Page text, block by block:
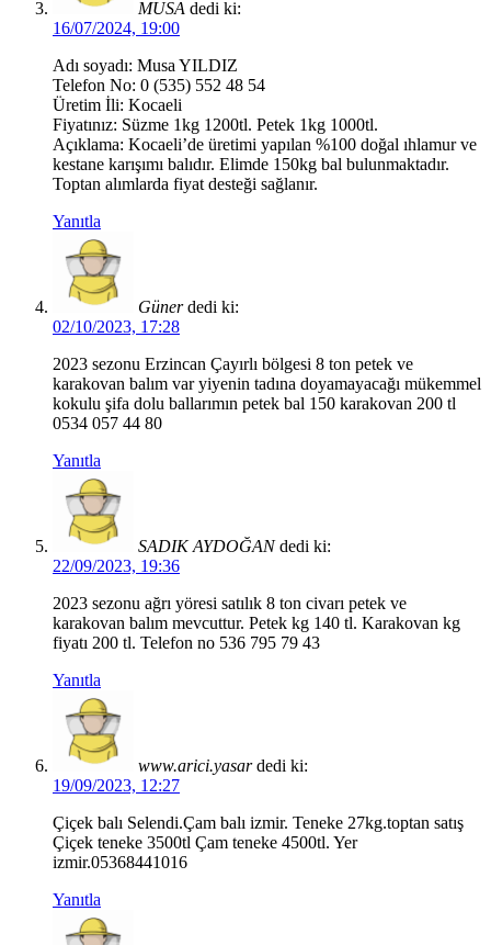
MUSA dedi ki:
16/07/2024, 19:00
Adı soyadı: Musa YILDIZ
Telefon No: 0 (535) 552 48 54
Üretim İli: Kocaeli
Fiyatınız: Süzme 1kg 1200tl. Petek 1kg 1000tl.
Açıklama: Kocaeli’de üretimi yapılan %100 doğal ıhlamur ve
kestane karışımı balıdır. Elimde 150kg bal bulunmaktadır.
Toptan alımlarda fiyat desteği sağlanır.
Yanıtla
Güner dedi ki:
02/10/2023, 17:28
2023 sezonu Erzincan Çayırlı bölgesi 8 ton petek ve
karakovan balım var yiyenin tadına doyamayacağı mükemmel
kokulu şifa dolu ballarımın petek bal 150 karakovan 200 tl
0534 057 44 80
Yanıtla
SADIK AYDOĞAN dedi ki:
22/09/2023, 19:36
2023 sezonu ağrı yöresi satılık 8 ton civarı petek ve
karakovan balım mevcuttur. Petek kg 140 tl. Karakovan kg
fiyatı 200 tl. Telefon no 536 795 79 43
Yanıtla
www.arici.yasar dedi ki:
19/09/2023, 12:27
Çiçek balı Selendi.Çam balı izmir. Teneke 27kg.toptan satış
Çiçek teneke 3500tl Çam teneke 4500tl. Yer
izmir.05368441016
Yanıtla